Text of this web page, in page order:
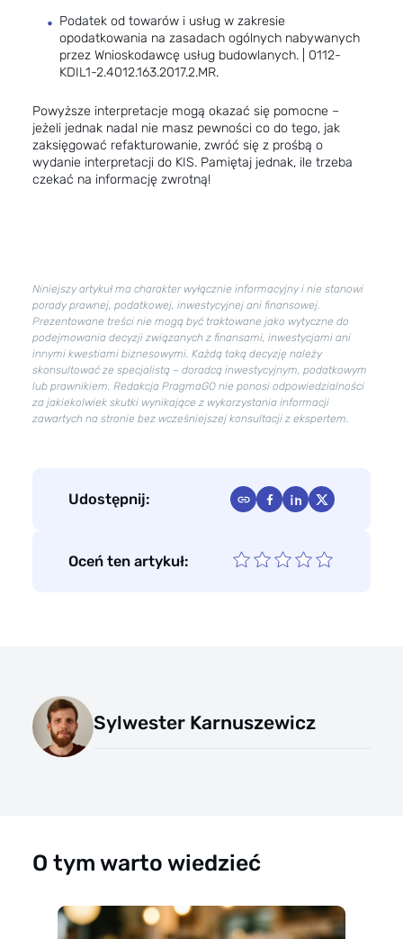
Podatek od towarów i usług w zakresie
opodatkowania na zasadach ogólnych nabywanych
przez Wnioskodawcę usług budowlanych. | 0112-
KDIL1-2.4012.163.2017.2.MR.
Powyższe interpretacje mogą okazać się pomocne –
jeżeli jednak nadal nie masz pewności co do tego, jak
zaksięgować refakturowanie, zwróć się z prośbą o
wydanie interpretacji do KIS. Pamiętaj jednak, ile trzeba
czekać na informację zwrotną!
Niniejszy artykuł ma charakter wyłącznie informacyjny i nie stanowi
porady prawnej, podatkowej, inwestycyjnej ani finansowej.
Prezentowane treści nie mogą być traktowane jako wytyczne do
podejmowania decyzji związanych z finansami, inwestycjami ani
innymi kwestiami biznesowymi. Każdą taką decyzję należy
skonsultować ze specjalistą – doradcą inwestycyjnym, podatkowym
lub prawnikiem. Redakcja PragmaGO nie ponosi odpowiedzialności
za jakiekolwiek skutki wynikające z wykorzystania informacji
zawartych na stronie bez wcześniejszej konsultacji z ekspertem.
Udostępnij:
Oceń ten artykuł:
Sylwester Karnuszewicz
O tym warto wiedzieć